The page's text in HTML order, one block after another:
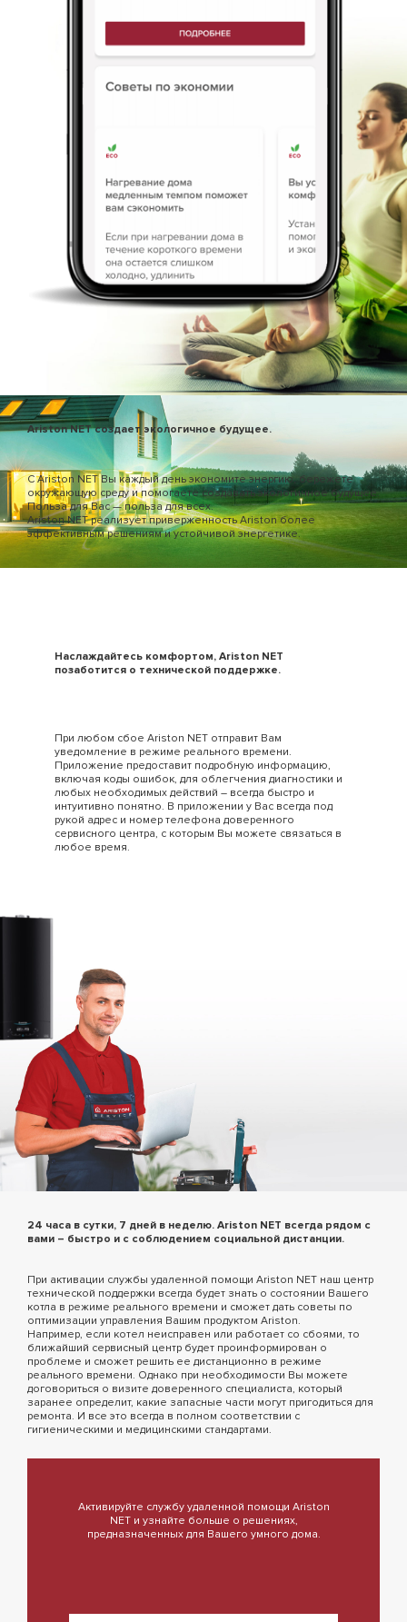
Ariston NET создает экологичное будущее.
С Ariston NET Вы каждый день экономите энергию, бережете
окружающую среду и помогаете создавать экологичное будущее.
Польза для Вас — польза для всех.
Ariston NET реализует приверженность Ariston более
эффективным решениям и устойчивой энергетике.
Наслаждайтесь комфортом, Ariston NET
позаботится о технической поддержке.
При любом сбое Ariston NET отправит Вам
уведомление в режиме реального времени.
Приложение предоставит подробную информацию,
включая коды ошибок, для облегчения диагностики и
любых необходимых действий – всегда быстро и
интуитивно понятно. В приложении у Вас всегда под
рукой адрес и номер телефона доверенного
сервисного центра, с которым Вы можете связаться в
любое время.
24 часа в сутки, 7 дней в неделю. Ariston NET всегда рядом с
вами – быстро и с соблюдением социальной дистанции.
При активации службы удаленной помощи Ariston NET наш центр
технической поддержки всегда будет знать о состоянии Вашего
котла в режиме реального времени и сможет дать советы по
оптимизации управления Вашим продуктом Ariston.
Например, если котел неисправен или работает со сбоями, то
ближайший сервисный центр будет проинформирован о
проблеме и сможет решить ее дистанционно в режиме
реального времени. Однако при необходимости Вы можете
договориться о визите доверенного специалиста, который
заранее определит, какие запасные части могут пригодиться для
ремонта. И все это всегда в полном соответствии с
гигиеническими и медицинскими стандартами.
Активируйте службу удаленной помощи Ariston
NET и узнайте больше о решениях,
предназначенных для Вашего умного дома.